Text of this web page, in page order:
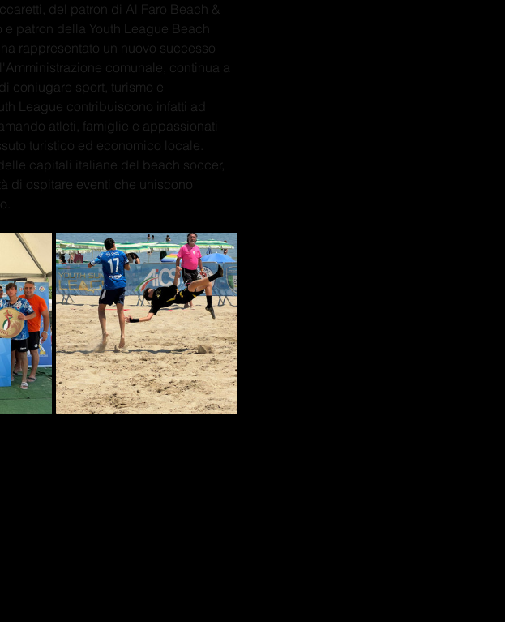
del patron di Al Faro Beach &
patron della Youth League Beach
rappresentato un nuovo successo
comunale, continua a
coniugare sport, turismo e
League contribuiscono infatti ad
atleti, famiglie e appassionati
turistico ed economico locale.
capitali italiane del beach soccer,
di ospitare eventi che uniscono